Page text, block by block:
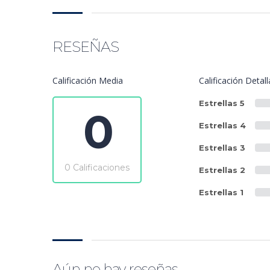
RESEÑAS
Calificación Media
0
0 Calificaciones
Calificación
Estrellas 5
Estrellas 4
Estrellas 3
Estrellas 2
Estrellas 1